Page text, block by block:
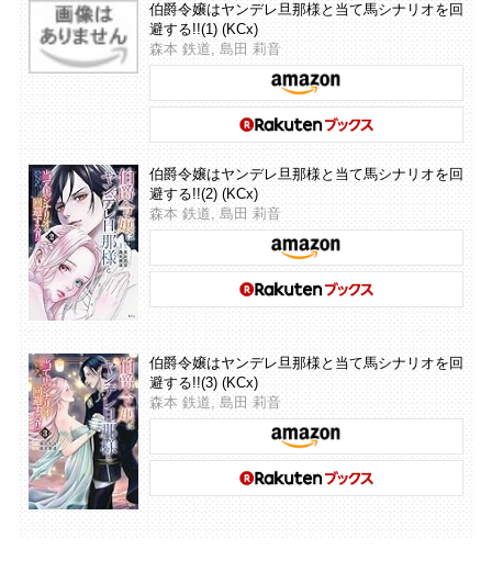
伯爵令嬢はヤンデレ旦那様と当て馬シナリオを回
避する!!(1) (KCx)
森本 鉄道, 島田 莉音
伯爵令嬢はヤンデレ旦那様と当て馬シナリオを回
避する!!(2) (KCx)
森本 鉄道, 島田 莉音
伯爵令嬢はヤンデレ旦那様と当て馬シナリオを回
避する!!(3) (KCx)
森本 鉄道, 島田 莉音